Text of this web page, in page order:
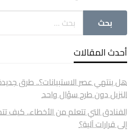
أحدث المقالات
هل ينتهي عصر الاستبيانات؟.. طرق
النزيل دون طرح سؤال واحد
الفنادق التي تتعلم من الأخطاء.. كيف
إلى قرارات آلية؟